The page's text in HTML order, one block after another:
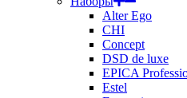
Alter Ego
CHI
Concept
DSD de luxe
EPICA
Estel